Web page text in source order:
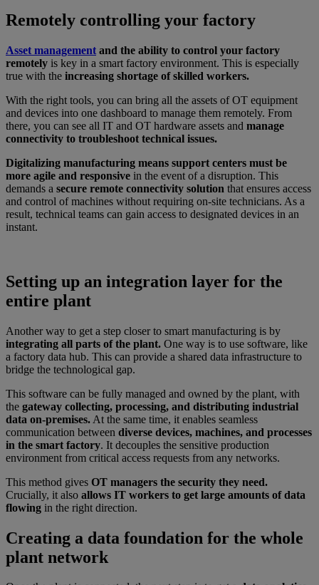
Remotely controlling your factory
Asset management and the ability to control your factory
remotely is key in a smart factory environment. This is especially
true with the increasing shortage of skilled workers.
With the right tools, you can bring all the assets of OT equipment
and devices into one dashboard to manage them remotely. From
there, you can see all IT and OT hardware assets and manage
connectivity to troubleshoot technical issues.
Digitalizing manufacturing means support centers must be
more agile and responsive in the event of a disruption. This
demands a secure remote connectivity solution that ensures access
and control of machines without requiring on-site technicians. As a
result, technical teams can gain access to designated devices in an
instant.
Setting up an integration layer for the
entire plant
Another way to get a step closer to smart manufacturing is by
integrating all parts of the plant. One way is to use software, like
a factory data hub. This can provide a shared data infrastructure to
bridge the technological gap.
This software can be fully managed and owned by the plant, with
the gateway collecting, processing, and distributing industrial
data on-premises. At the same time, it enables seamless
communication between diverse devices, machines, and processes
in the smart factory. It decouples the sensitive production
environment from critical access requests from any networks.
This method gives OT managers the security they need.
Crucially, it also allows IT workers to get large amounts of data
flowing in the right direction.
Creating a data foundation for the whole
plant network